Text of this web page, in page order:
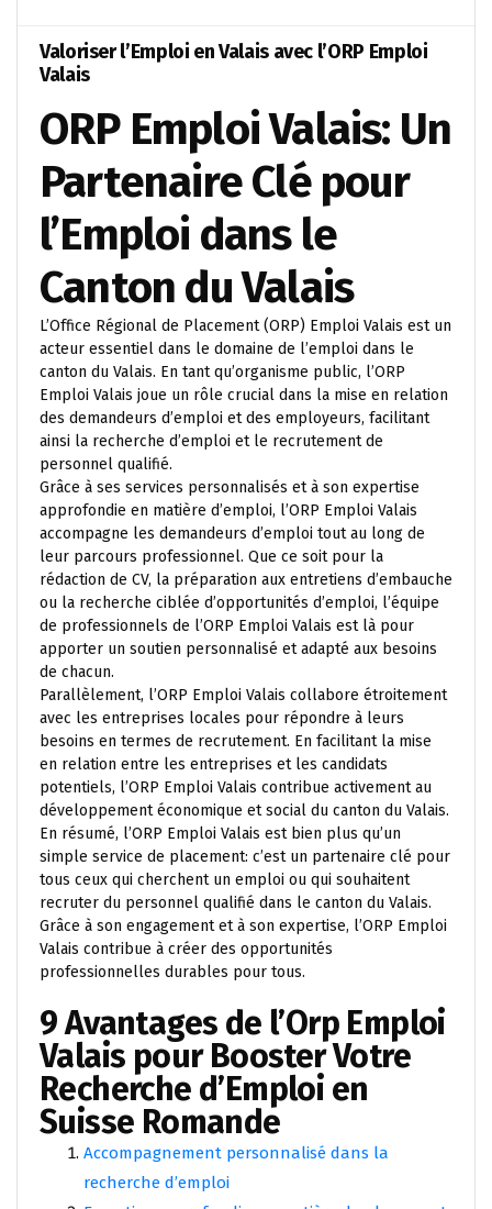
Valoriser l’Emploi en Valais avec l’ORP Emploi
Valais
ORP Emploi Valais: Un
Partenaire Clé pour
l’Emploi dans le
Canton du Valais
L’Office Régional de Placement (ORP) Emploi Valais est un
acteur essentiel dans le domaine de l’emploi dans le
canton du Valais. En tant qu’organisme public, l’ORP
Emploi Valais joue un rôle crucial dans la mise en relation
des demandeurs d’emploi et des employeurs, facilitant
ainsi la recherche d’emploi et le recrutement de
personnel qualifié.
Grâce à ses services personnalisés et à son expertise
approfondie en matière d’emploi, l’ORP Emploi Valais
accompagne les demandeurs d’emploi tout au long de
leur parcours professionnel. Que ce soit pour la
rédaction de CV, la préparation aux entretiens d’embauche
ou la recherche ciblée d’opportunités d’emploi, l’équipe
de professionnels de l’ORP Emploi Valais est là pour
apporter un soutien personnalisé et adapté aux besoins
de chacun.
Parallèlement, l’ORP Emploi Valais collabore étroitement
avec les entreprises locales pour répondre à leurs
besoins en termes de recrutement. En facilitant la mise
en relation entre les entreprises et les candidats
potentiels, l’ORP Emploi Valais contribue activement au
développement économique et social du canton du Valais.
En résumé, l’ORP Emploi Valais est bien plus qu’un
simple service de placement: c’est un partenaire clé pour
tous ceux qui cherchent un emploi ou qui souhaitent
recruter du personnel qualifié dans le canton du Valais.
Grâce à son engagement et à son expertise, l’ORP Emploi
Valais contribue à créer des opportunités
professionnelles durables pour tous.
9 Avantages de l’Orp Emploi
Valais pour Booster Votre
Recherche d’Emploi en
Suisse Romande
Accompagnement personnalisé dans la
recherche d’emploi